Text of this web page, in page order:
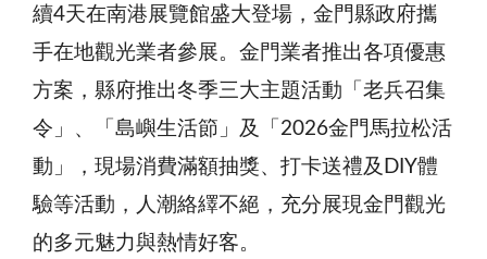
續4天在南港展覽館盛大登場，金門縣政府攜
手在地觀光業者參展。金門業者推出各項優惠
方案，縣府推出冬季三大主題活動「老兵召集
令」、「島嶼生活節」及「2026金門馬拉松活
動」，現場消費滿額抽獎、打卡送禮及DIY體
驗等活動，人潮絡繹不絕，充分展現金門觀光
的多元魅力與熱情好客。